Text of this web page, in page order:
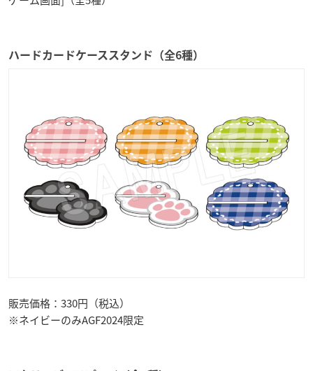
ハードカードケーススタンド（全6種）
販売価格：330円（税込）
※ネイビーのみAGF2024限定